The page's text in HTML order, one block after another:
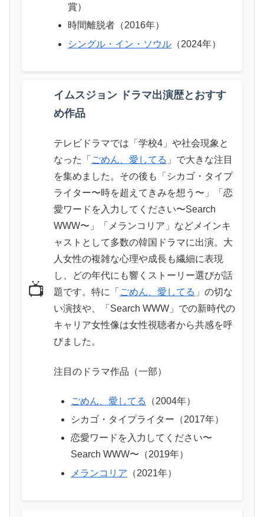
賞）
時間離脱者（2016年）
シングル・イン・ソウル （2024年）
📺
イムスジョン ドラマ出演歴とおすす
め作品
テレビドラマでは「学校4」や社会現象と
なった「 ごめん、愛してる 」で大きな注目
を集めました。その後も「シカゴ・タイプ
ライター〜時を超えてきみを想う〜」「恋
愛ワードを入力してください〜Search
WWW〜」「メランコリア」などメインキ
ャストとして多数の韓国ドラマに出演。大
人女性の複雑な心理や成長も繊細に表現
し、どの年代にも響くストーリー選びが話
題です。特に「 ごめん、愛してる 」の切な
い演技や、「Search WWW」での新時代の
キャリア女性像は女性視聴者から共感を呼
びました。
注目のドラマ作品（一部）
ごめん、愛してる
（2004年）
シカゴ・タイプライター（2017年）
恋愛ワードを入力してください〜
Search WWW〜（2019年）
メランコリア （2021年）